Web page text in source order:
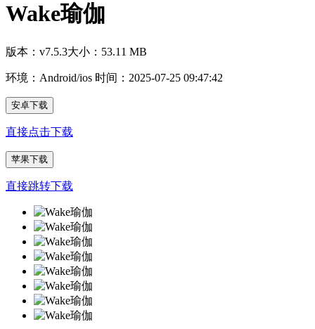
Wake瑜伽
版本：v7.5.3大小：53.11 MB
环境：Android/ios 时间：2025-07-25 09:47:42
安卓下载
直接点击下载
苹果下载
直接跳转下载